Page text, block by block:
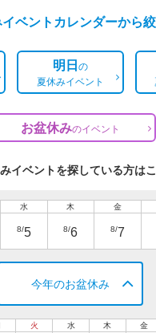
ベントカレンダーから
明日の
夏休みイベント
お盆休みのイベント
イベントを探している方は
水
8/5
木
8/6
金
8/7
今年のお盆休み
火 水 木 金